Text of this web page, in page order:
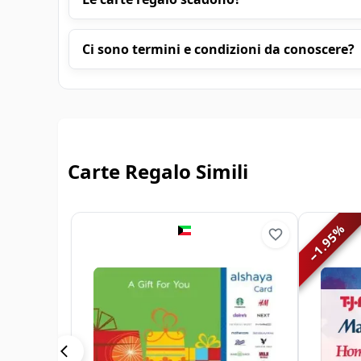
Ci sono termini e condizioni da conoscere?
Carte Regalo Simili
−
1.95
%